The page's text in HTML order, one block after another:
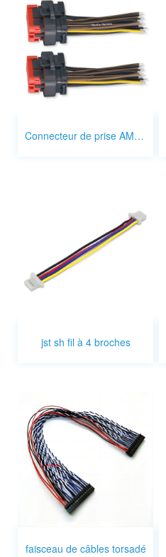
Connecteur de prise AMPSEAL 23 broches
jst sh fil à 4 broches
faisceau de câbles torsadé